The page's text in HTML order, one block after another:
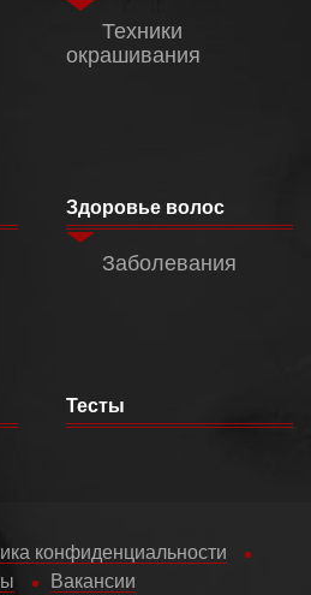
Техники
окрашивания
Здоровье волос
Заболевания
Тесты
конфиденциальности
Вакансии